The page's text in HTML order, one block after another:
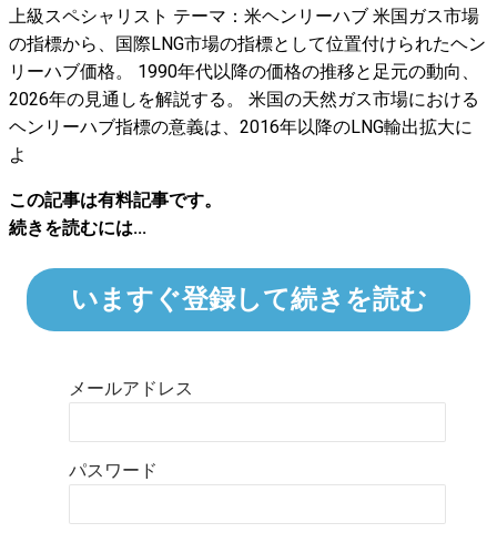
上級スペシャリスト テーマ：米ヘンリーハブ 米国ガス市場
の指標から、国際LNG市場の指標として位置付けられたヘン
リーハブ価格。 1990年代以降の価格の推移と足元の動向、
2026年の見通しを解説する。 米国の天然ガス市場における
ヘンリーハブ指標の意義は、2016年以降のLNG輸出拡大に
よ
この記事は有料記事です。
続きを読むには...
いますぐ登録して続きを読む
メールアドレス
パスワード